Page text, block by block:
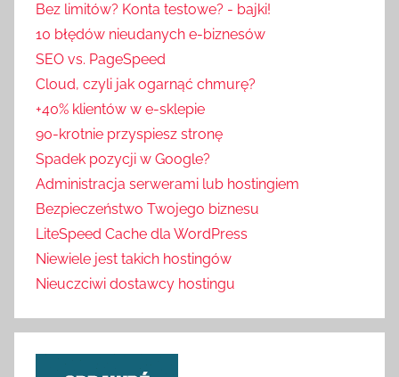
Bez limitów? Konta testowe? - bajki!
10 błędów nieudanych e-biznesów
SEO vs. PageSpeed
Cloud, czyli jak ogarnąć chmurę?
+40% klientów w e-sklepie
90-krotnie przyspiesz stronę
Spadek pozycji w Google?
Administracja serwerami lub hostingiem
Bezpieczeństwo Twojego biznesu
LiteSpeed Cache dla WordPress
Niewiele jest takich hostingów
Nieuczciwi dostawcy hostingu